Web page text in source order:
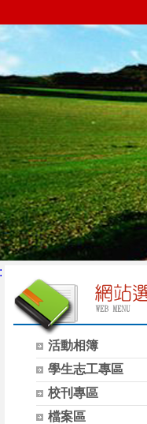
活動相簿
學生志工專區
校刊專區
檔案區